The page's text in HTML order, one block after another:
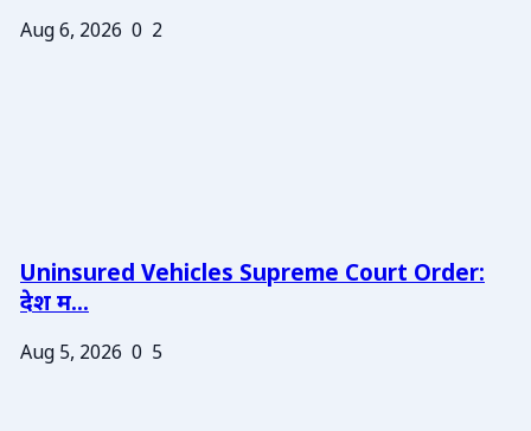
Aug 6, 2026 0 2
Uninsured Vehicles Supreme Court Order:
देश म...
Aug 5, 2026 0 5